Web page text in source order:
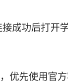
成功后打开
优先使用官